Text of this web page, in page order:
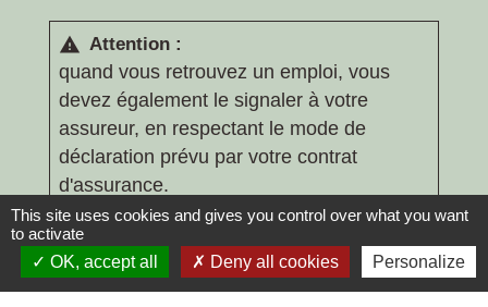
warning Attention :
quand vous retrouvez un emploi, vous
devez également le signaler à votre
assureur, en respectant le mode de
déclaration prévu par votre contrat
d'assurance.
This site uses cookies and gives you control over what you want
to activate
OK, accept all
Deny all cookies Personalize